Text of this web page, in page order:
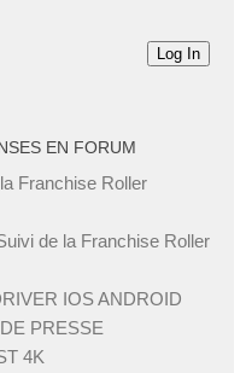
Log In
EN FORUM
Franchise Roller
de la Franchise Roller
IOS ANDROID
PRESSE
4K